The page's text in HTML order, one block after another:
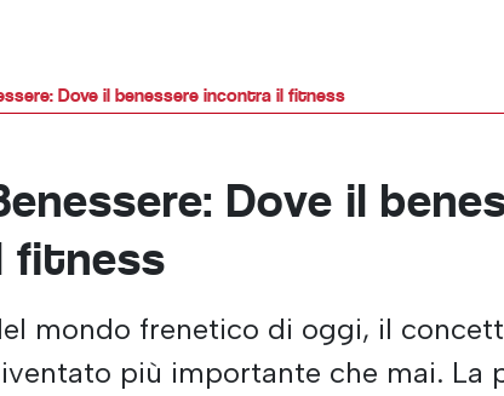
Dove il benessere incontra il fitness
Dove il
fitness
mondo frenetico di oggi, il
più importante che mai. La